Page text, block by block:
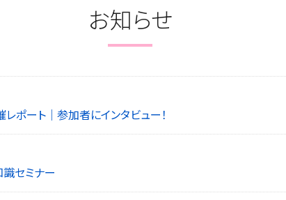
お知らせ
レポート｜参加者にインタビュー！
識セミナー